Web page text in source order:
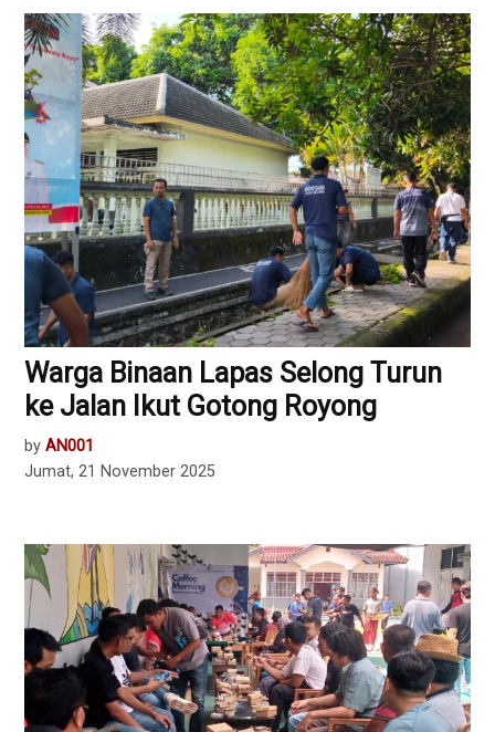
Warga Binaan Lapas Selong Turun
ke Jalan Ikut Gotong Royong
by AN001
Jumat, 21 November 2025